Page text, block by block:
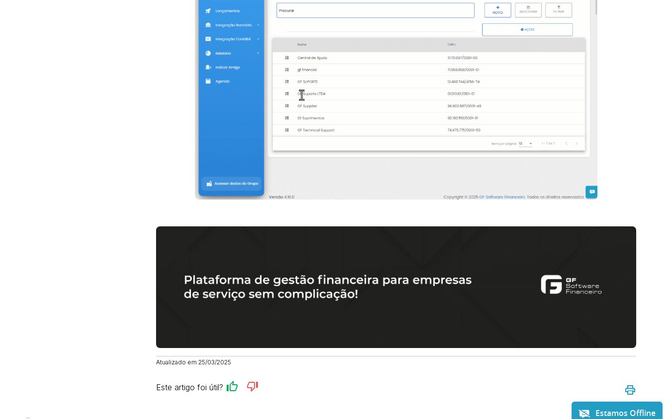
Atualizado em 25/03/2025
Este artigo foi útil?
Estamos Offline